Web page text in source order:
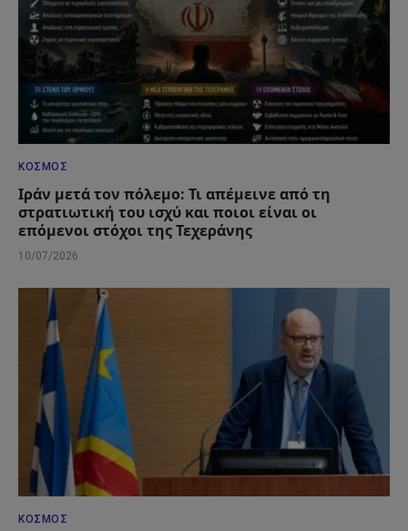
ΚΌΣΜΟΣ
Ιράν μετά τον πόλεμο: Τι απέμεινε από τη
στρατιωτική του ισχύ και ποιοι είναι οι
επόμενοι στόχοι της Τεχεράνης
10/07/2026
ΚΌΣΜΟΣ